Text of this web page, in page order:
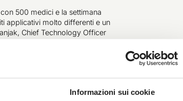
Informazioni sui cookie
500 medici e la settimana
applicativi molto differenti e un
Chief Technology Officer
connettività, bensì la miglior
network access control e